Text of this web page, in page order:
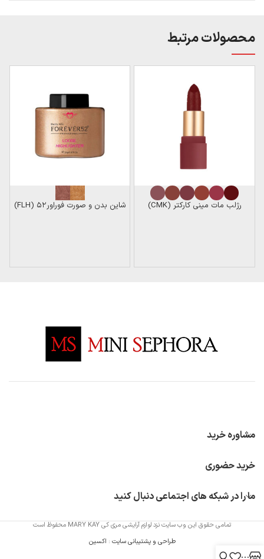
محصولات مرتبط
رژلب مات مینی کارکتر (CMK) شاین بدن و صورت فوراور۵۲ (FLH)
مشاوره خرید
خرید حضوری
ما را در شبکه های اجتماعی دنبال کنید
تمامی حقوق این وب سایت نزد لوازم آرایشی مری کی MARY KAY محفوظ است
طراحی و پشتیبانی سایت : اکسین